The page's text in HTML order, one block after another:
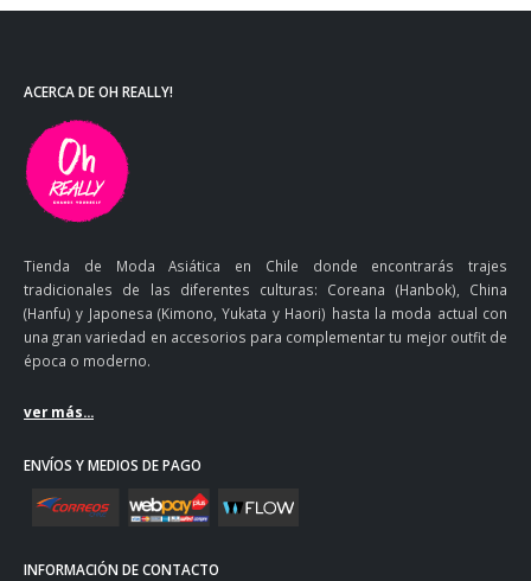
ACERCA DE OH REALLY!
Tienda de Moda Asiática en Chile donde encontrarás trajes
tradicionales de las diferentes culturas: Coreana (Hanbok), China
(Hanfu) y Japonesa (Kimono, Yukata y Haori) hasta la moda actual con
una gran variedad en accesorios para complementar tu mejor outfit de
época o moderno.
ver más...
ENVÍOS Y MEDIOS DE PAGO
INFORMACIÓN DE CONTACTO